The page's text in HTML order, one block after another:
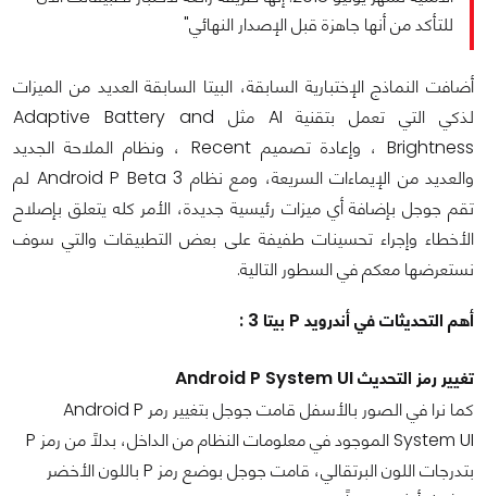
للتأكد من أنها جاهزة قبل الإصدار النهائي"
أضافت النماذج الإختبارية السابقة، البيتا السابقة العديد من الميزات
لذكي التي تعمل بتقنية AI مثل Adaptive Battery and
Brightness ، وإعادة تصميم Recent ، ونظام الملاحة الجديد
والعديد من الإيماءات السريعة، ومع نظام Android P Beta 3 لم
تقم جوجل بإضافة أي ميزات رئيسية جديدة، الأمر كله يتعلق بإصلاح
الأخطاء وإجراء تحسينات طفيفة على بعض التطبيقات والتي سوف
نستعرضها معكم في السطور التالية.
أهم التحديثات في أندرويد P بيتا 3 :
تغيير رمز التحديث Android P System UI
كما نرا في الصور بالأسفل قامت جوجل بتغيير رمر Android P
System UI الموجود في معلومات النظام من الداخل، بدلاً من رمز P
بتدرجات اللون البرتقالي، قامت جوجل بوضع رمز P باللون الأخضر